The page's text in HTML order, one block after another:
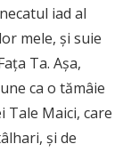
iad al
mele, şi suie
Ta. Aşa,
ca o tămâie
Maici, care
şi de